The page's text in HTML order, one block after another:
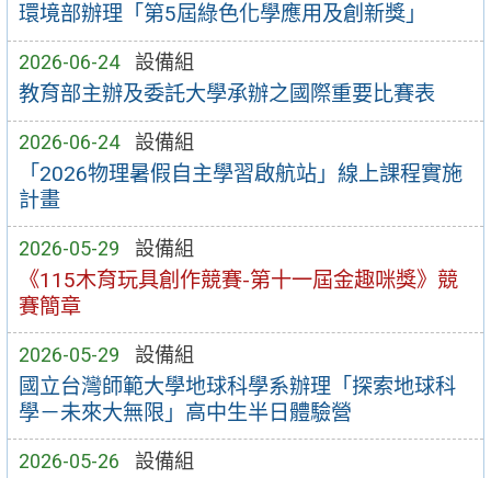
環境部辦理「第5屆綠色化學應用及創新獎」
2026-06-24 設備組
教育部主辦及委託大學承辦之國際重要比賽表
2026-06-24 設備組
「2026物理暑假自主學習啟航站」線上課程實施
計畫
2026-05-29 設備組
《115木育玩具創作競賽-第十一屆金趣咪獎》競
賽簡章
2026-05-29 設備組
國立台灣師範大學地球科學系辦理「探索地球科
學－未來大無限」高中生半日體驗營
2026-05-26 設備組